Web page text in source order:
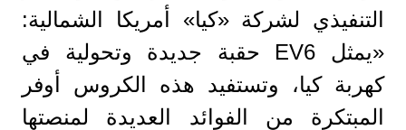
التنفيذي لشركة «كيا» أمريكا الشمالية:
«يمثل EV6 حقبة جديدة وتحولية في
كهربة كيا، وتستفيد هذه الكروس أوفر
المبتكرة من الفوائد العديدة لمنصتها